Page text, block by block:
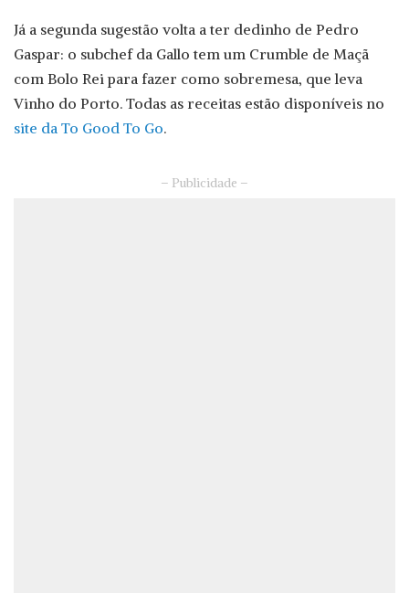
Já a segunda sugestão volta a ter dedinho de Pedro
Gaspar: o subchef da Gallo tem um Crumble de Maçã
com Bolo Rei para fazer como sobremesa, que leva
Vinho do Porto. Todas as receitas estão disponíveis no
site da To Good To Go.
– Publicidade –